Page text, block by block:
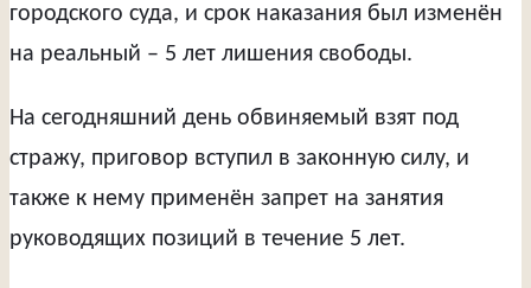
городского суда, и срок наказания был изменён
на реальный – 5 лет лишения свободы.
На сегодняшний день обвиняемый взят под
стражу, приговор вступил в законную силу, и
также к нему применён запрет на занятия
руководящих позиций в течение 5 лет.